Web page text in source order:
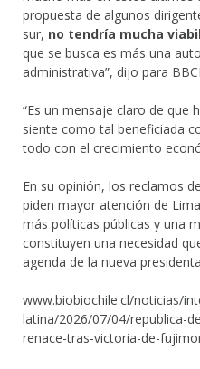
propuesta de algunos
sur, no tendría mucha
que se busca es más una
administrativa”, dijo para
“Es un mensaje claro de que
siente como tal beneficiada
todo con el crecimiento
En su opinión, los reclamos
piden mayor atención de
más políticas públicas y una
constituyen una necesidad
agenda de la nueva
www.biobiochile.cl/noticias/
latina/2026/07/04/republica-
renace-tras-victoria-de-